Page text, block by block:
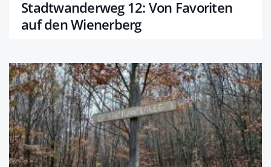
Stadtwanderweg 12: Von Favoriten
auf den Wienerberg